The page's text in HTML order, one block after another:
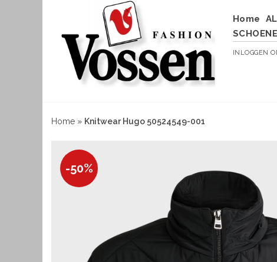
Home
INLOGGEN
Home » Knitwear Hugo 50524549-001
-50%